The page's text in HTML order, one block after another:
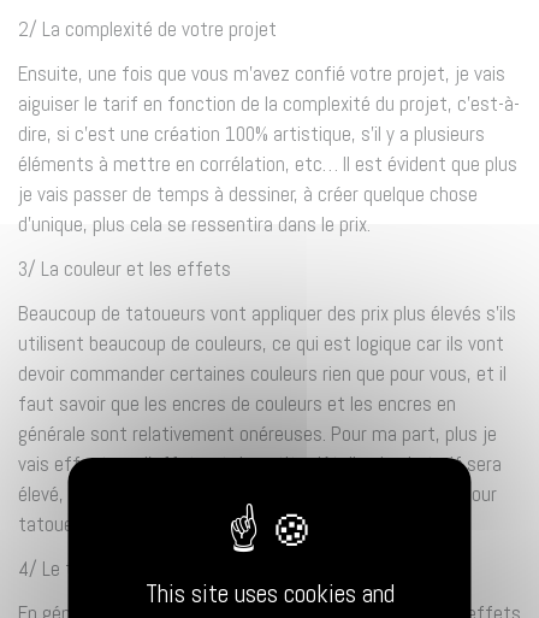
2/ La complexité de votre projet
Ensuite, une fois que vous m’avez confié votre projet, je vais
aiguiser le tarif en fonction de la complexité du projet, c’est-à-
dire, si c’est une création 100% artistique, s’il y a plusieurs
éléments à mettre en corrélation, etc… Il est évident que plus
je vais passer de temps à dessiner, à créer quelque chose
d’unique, plus cela se ressentira dans le prix.
3/ La couleur et les effets
Beaucoup de tatoueurs vont appliquer des prix plus élevés s’ils
utilisent beaucoup de couleurs, ce qui est logique car ils vont
devoir commander certaines couleurs rien que pour vous, et il
faut savoir que les encres de couleurs et les encres en
générale sont relativement onéreuses. Pour ma part, plus je
vais effectuer d’effets et de petits détails plus le tarif sera
élevé, cela se justifie car je vais prendre plus de temps pour
tatouer.
4/ Le temps du projet
This site uses cookies and